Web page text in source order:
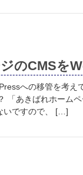
のCMSを
への移管を考え
「あきばれホーム
いですので、 […]